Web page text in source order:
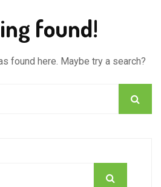
found!
found here. Maybe try a search?